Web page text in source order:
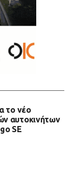
το νέο
αυτοκινήτων
SE